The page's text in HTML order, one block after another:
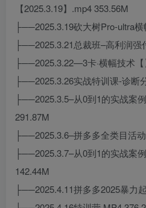
【2025.3.19】.mp4 353.56M
├──2025.3.19砍大树Pro-ultra
├──2025.3.21总裁班–高利润强
├──2025.3.22—3卡·横幅技术
├──2025.3.26实战特训课-诊断
├──2025.3.5–从0到1的实战案
291.87M
├──2025.3.6–拼多多全类目活
├──2025.3.7–从0到1的实战案
142.44M
├──2025.4.11拼多多2025暴力